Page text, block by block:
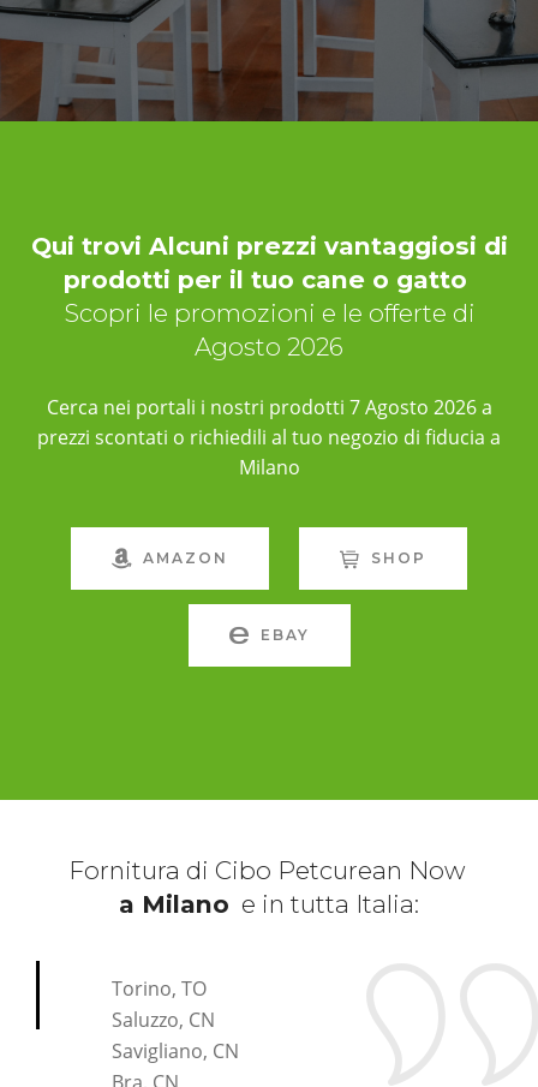
Qui trovi Alcuni prezzi vantaggiosi di
prodotti per il tuo cane o gatto
Scopri le promozioni e le offerte di
Agosto 2026
Cerca nei portali i nostri prodotti 7 Agosto 2026 a
prezzi scontati o richiedili al tuo negozio di fiducia a
Milano
AMAZON SHOP
EBAY
Fornitura di Cibo Petcurean Now
a Milano e in tutta Italia:
Torino, TO
Saluzzo, CN
Savigliano, CN